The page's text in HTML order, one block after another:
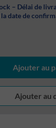
– Délai de
date de
Ajouter au